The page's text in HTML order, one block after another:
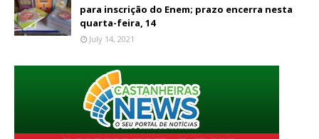
para inscrição do Enem; prazo encerra nesta
quarta-feira, 14
July 14, 2021